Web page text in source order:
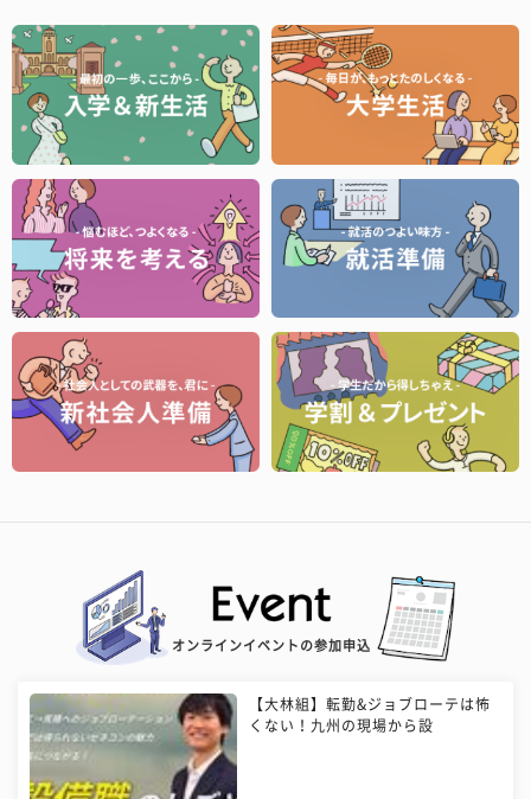
オンラインイベントの参加申込
【大林組】転勤&ジョブローテは怖
くない！九州の現場から設